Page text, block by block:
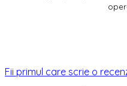
Fii primul care scrie o